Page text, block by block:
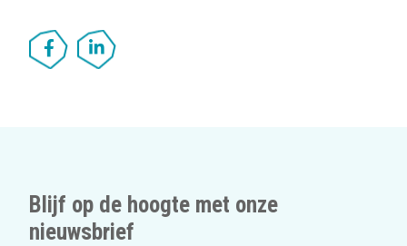
Blijf op de hoogte met onze
nieuwsbrief